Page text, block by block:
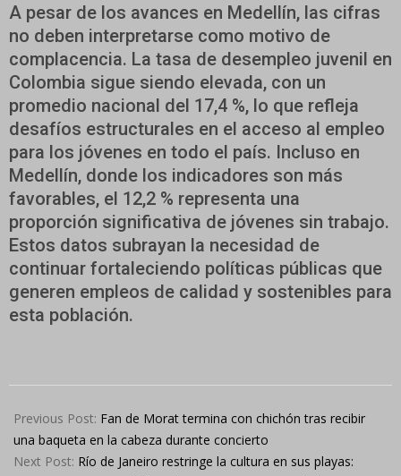
A pesar de los avances en Medellín, las cifras
no deben interpretarse como motivo de
complacencia. La tasa de desempleo juvenil en
Colombia sigue siendo elevada, con un
promedio nacional del 17,4 %, lo que refleja
desafíos estructurales en el acceso al empleo
para los jóvenes en todo el país. Incluso en
Medellín, donde los indicadores son más
favorables, el 12,2 % representa una
proporción significativa de jóvenes sin trabajo.
Estos datos subrayan la necesidad de
continuar fortaleciendo políticas públicas que
generen empleos de calidad y sostenibles para
esta población.
05-
27
Previous Post: Fan de Morat termina con chichón tras recibir
una baqueta en la cabeza durante concierto
Next Post: Río de Janeiro restringe la cultura en sus playas: